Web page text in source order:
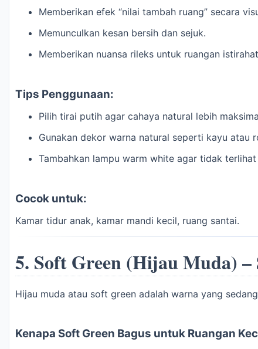
Memberikan efek “nilai tambah ruang” secara
Memunculkan kesan bersih dan sejuk.
Memberikan nuansa rileks untuk ruangan
Tips Penggunaan:
Pilih tirai putih agar cahaya natural lebih
Gunakan dekor warna natural seperti kayu atau
Tambahkan lampu warm white agar tidak
Cocok untuk:
Kamar tidur anak, kamar mandi kecil, ruang santai.
5. Soft Green (Hijau Muda)
Hijau muda atau soft green adalah warna yang
Kenapa Soft Green Bagus untuk Ruangan